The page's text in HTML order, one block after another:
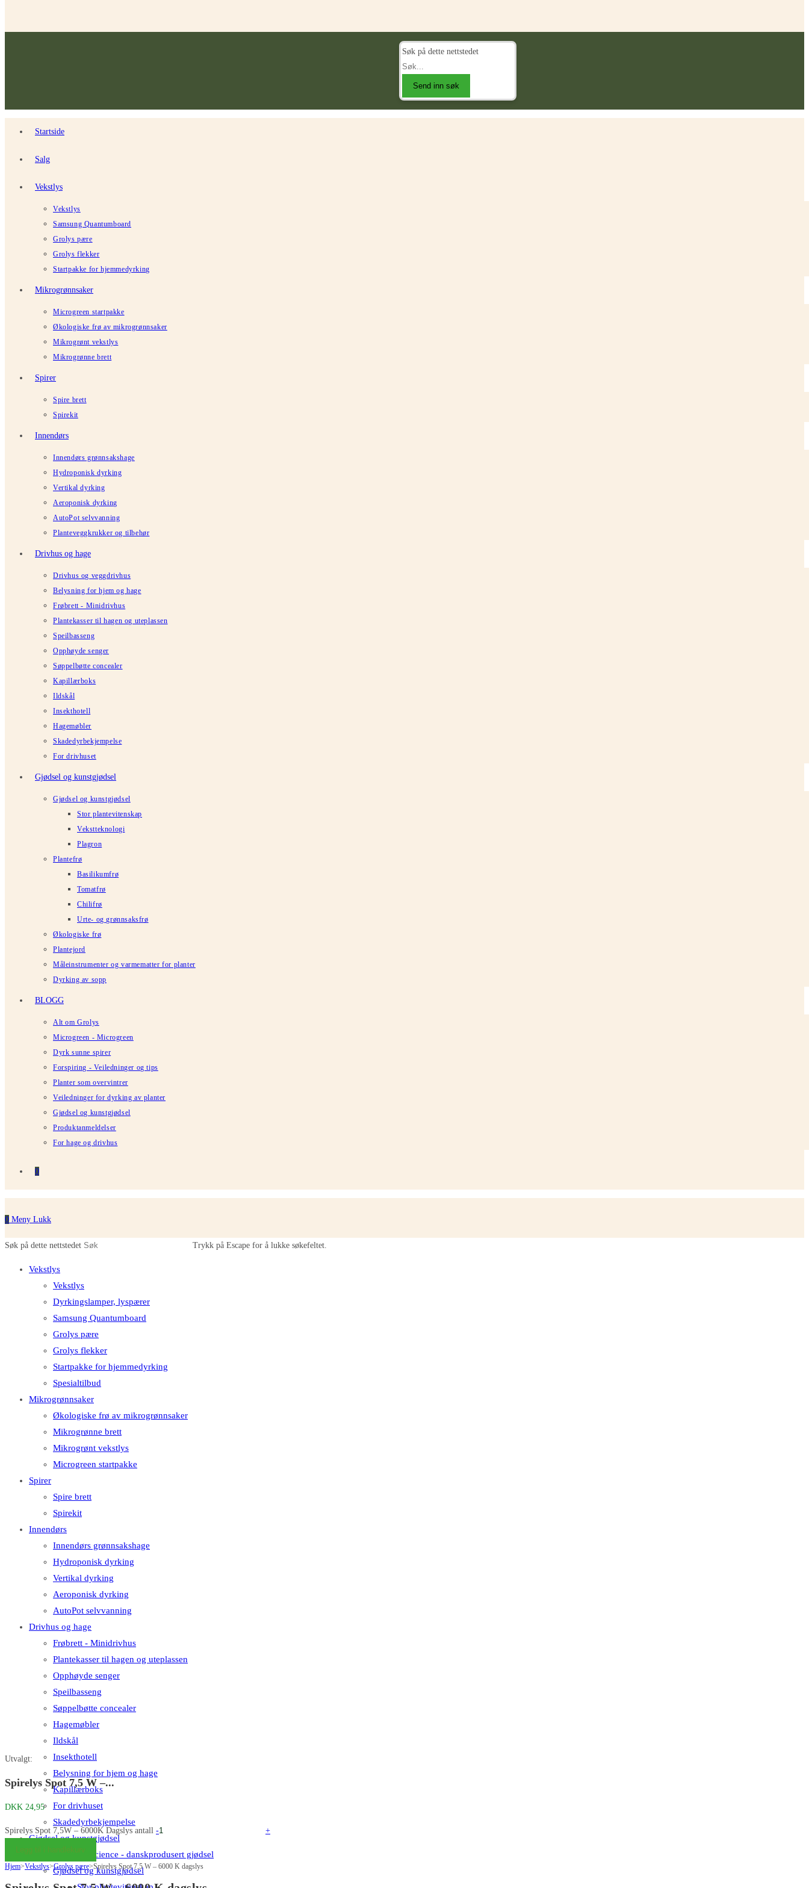
Søk på dette nettstedet
Send inn søk
Startside
Salg
Vekstlys
Vekstlys
Samsung Quantumboard
Grolys pære
Grolys flekker
Startpakke for hjemmedyrking
Mikrogrønnsaker
Microgreen startpakke
Økologiske frø av mikrogrønnsaker
Mikrogrønt vekstlys
Mikrogrønne brett
Spirer
Spire brett
Spirekit
Innendørs
Innendørs grønnsakshage
Hydroponisk dyrking
Vertikal dyrking
Aeroponisk dyrking
AutoPot selvvanning
Planteveggkrukker og tilbehør
Drivhus og hage
Drivhus og veggdrivhus
Belysning for hjem og hage
Frøbrett - Minidrivhus
Plantekasser til hagen og uteplassen
Speilbasseng
Opphøyde senger
Søppelbøtte concealer
Kapillærboks
Ildskål
Insekthotell
Hagemøbler
Skadedyrbekjempelse
For drivhuset
Gjødsel og kunstgjødsel
Gjødsel og kunstgjødsel
Stor plantevitenskap
Vekstteknologi
Plagron
Plantefrø
Basilikumfrø
Tomatfrø
Chilifrø
Urte- og grønnsaksfrø
Økologiske frø
Plantejord
Måleinstrumenter og varmematter for planter
Dyrking av sopp
BLOGG
Alt om Grolys
Microgreen - Microgreen
Dyrk sunne spirer
Forspiring - Veiledninger og tips
Planter som overvintrer
Veiledninger for dyrking av planter
Gjødsel og kunstgjødsel
Produktanmeldelser
For hage og drivhus
0
0 Meny Lukk
Søk på dette nettstedet Trykk på Escape for å lukke søkefeltet.
Vekstlys
Vekstlys
Dyrkingslamper, lyspærer
Samsung Quantumboard
Grolys pære
Grolys flekker
Startpakke for hjemmedyrking
Spesialtilbud
Mikrogrønnsaker
Økologiske frø av mikrogrønnsaker
Mikrogrønne brett
Mikrogrønt vekstlys
Microgreen startpakke
Spirer
Spire brett
Spirekit
Innendørs
Innendørs grønnsakshage
Hydroponisk dyrking
Vertikal dyrking
Aeroponisk dyrking
AutoPot selvvanning
Drivhus og hage
Frøbrett - Minidrivhus
Plantekasser til hagen og uteplassen
Opphøyde senger
Speilbasseng
Søppelbøtte concealer
Hagemøbler
Ildskål
Insekthotell
Belysning for hjem og hage
Kapillærboks
For drivhuset
Skadedyrbekjempelse
Gjødsel og kunstgjødsel
Big Plant Science - danskprodusert gjødsel
Gjødsel og kunstgjødsel
Utvalgt:
Spirelys Spot 7,5 W –...
DKK 24,95
Spirelys Spot 7,5W – 6000K Dagslys antall - +
Legg til i handlekurv
Hjem>Vekstlys>Grolys pære>Spirelys Spot 7,5 W – 6000 K dagslys